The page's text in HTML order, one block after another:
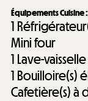
Équipements Cuisine:
1
Mini four
1 Lave-vaisselle
1 Bouilloire(s)
Cafetière(s) à